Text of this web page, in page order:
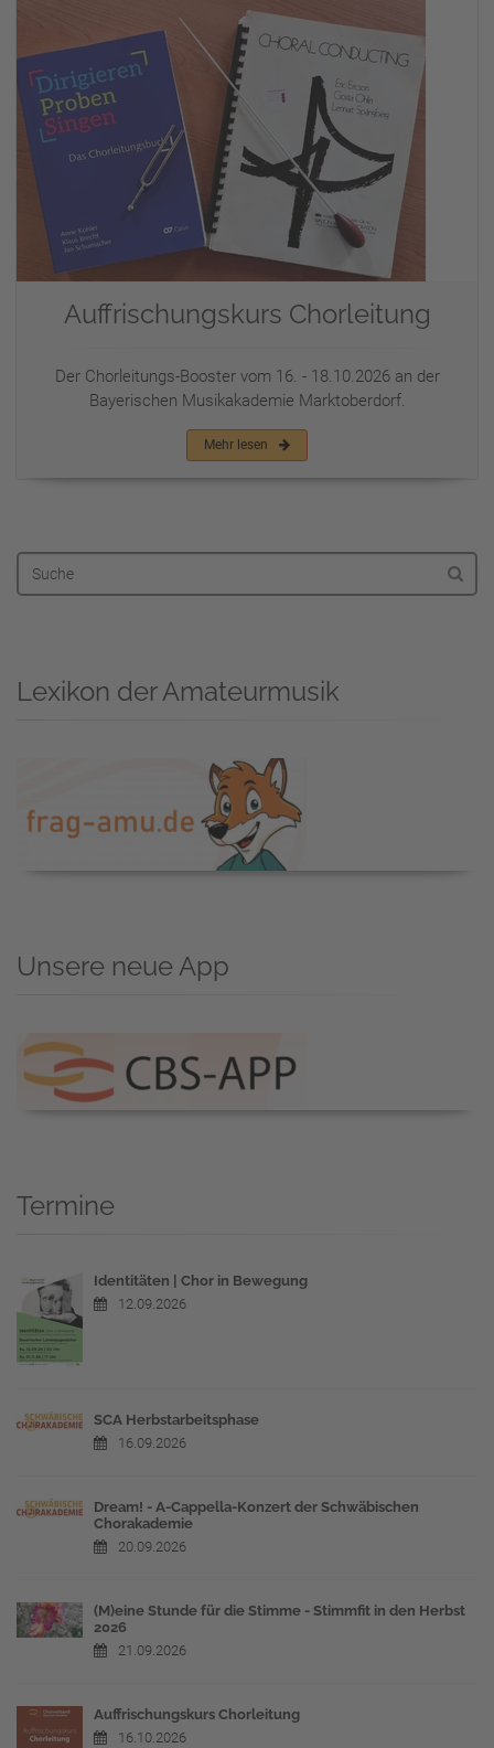
Auffrischungskurs Chorleitung
Der Chorleitungs-Booster vom 16. - 18.10.2026 an der
Bayerischen Musikakademie Marktoberdorf.
Mehr lesen
Lexikon der Amateurmusik
Unsere neue App
Termine
Identitäten | Chor in Bewegung
12.09.2026
SCA Herbstarbeitsphase
16.09.2026
Dream! - A-Cappella-Konzert der Schwäbischen
Chorakademie
20.09.2026
(M)eine Stunde für die Stimme - Stimmfit in den Herbst
2026
21.09.2026
Auffrischungskurs Chorleitung
16.10.2026